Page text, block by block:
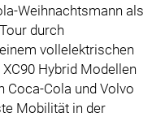
Weihnachtsmann als
durch
vollelektrischen
Hybrid Modellen
Coca-Cola und Volvo
Mobilität in der